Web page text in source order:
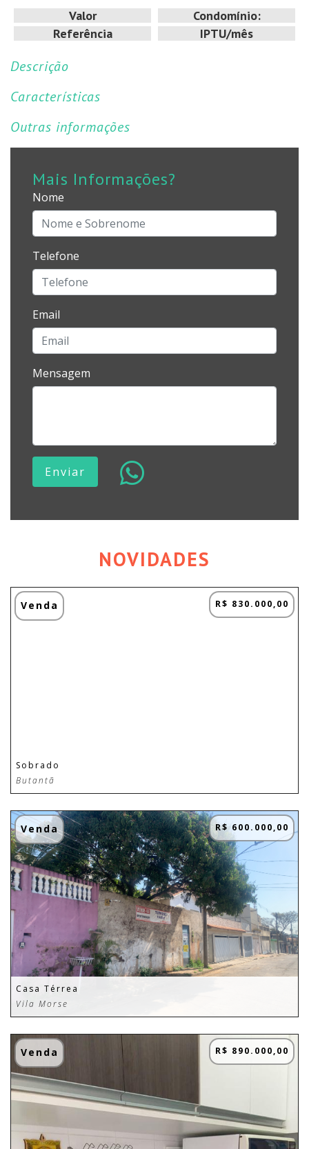
Valor
Referência
Condomínio:
IPTU/mês
Descrição
Características
Outras informações
Mais Informações?
Nome
Telefone
Email
Mensagem
Enviar
NOVIDADES
Venda R$ 830.000,00
Sobrado
Butantã
Venda R$ 600.000,00
Casa Térrea
Vila Morse
Venda R$ 890.000,00